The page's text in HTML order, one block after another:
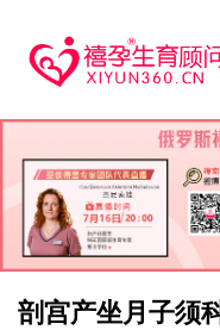
剖宫产坐月子须